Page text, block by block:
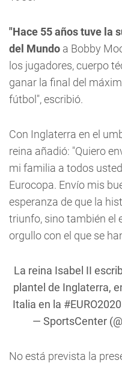
"Hace 55 años tuve la
del Mundo a Bobby
los jugadores, cuerpo
ganar la final del
fútbol", escribió.
Con Inglaterra en el
reina añadió: "Quiero
mi familia a todos
Eurocopa. Envío mis
esperanza de que la
triunfo, sino también el
orgullo con el que se
La reina Isabel II
plantel de Inglaterra,
Italia en la #EURO2020
— SportsCenter
No está prevista la